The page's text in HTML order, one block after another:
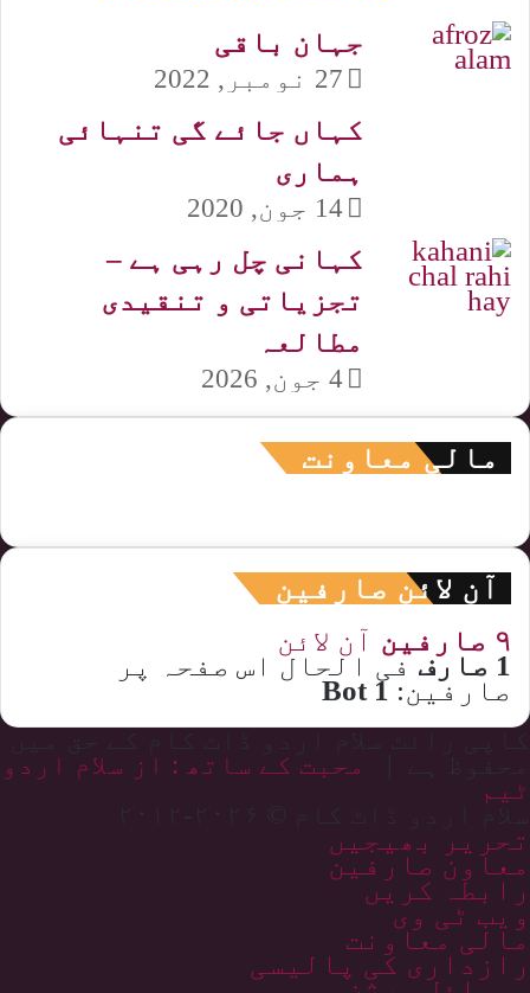
جہان باقی
27 نومبر, 2022
کہاں جائے گی تنہائی
ہماری
14 جون, 2020
کہانی چل رہی ہے –
تجزیاتی و تنقیدی
مطالعہ
4 جون, 2026
مالی معاونت
آن لائن صارفین
۹ صارفین آن لائن
1 صارف فی الحال اس صفحہ پر
صارفین: 1 Bot
محبت کے ساتھ : از سلام اردو
ٹیم
سلام اردو ڈاٹ کام © ۲۰۲۶-۲۰۱۲
تحریر بھیجیں
معاون صارفین
رابطہ کریں
ویب ٹی وی
مالی معاونت
رازداری کی پالیسی